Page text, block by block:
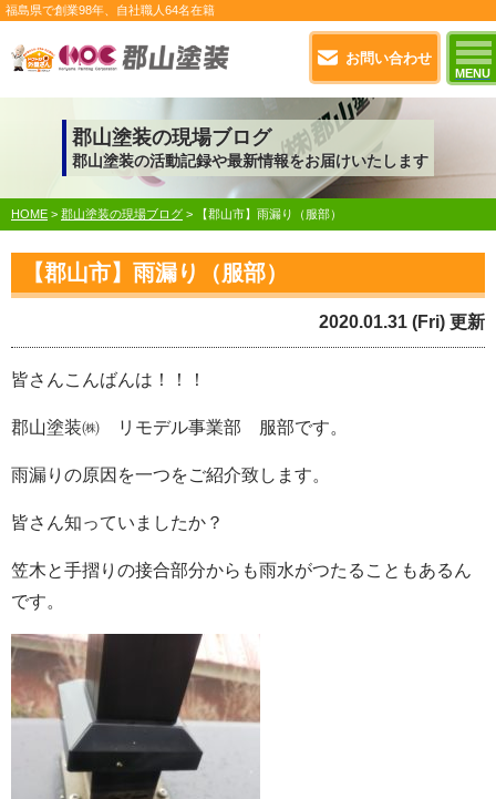
お問い合わせ
MENU
福島県で創業98年 、自社職人 64名在籍
郡山塗装の現場ブログ
郡山塗装の活動記録や最新情報をお届けいたします
HOME > 郡山塗装の現場ブログ > 【郡山市】雨漏り（服部）
【郡山市】雨漏り（服部）
2020.01.31 (Fri) 更新
皆さんこんばんは！！！
郡山塗装㈱ リモデル事業部 服部です。
雨漏りの原因を一つをご紹介致します。
皆さん知っていましたか？
笠木と手摺りの接合部分からも雨水がつたることもあるん
です。